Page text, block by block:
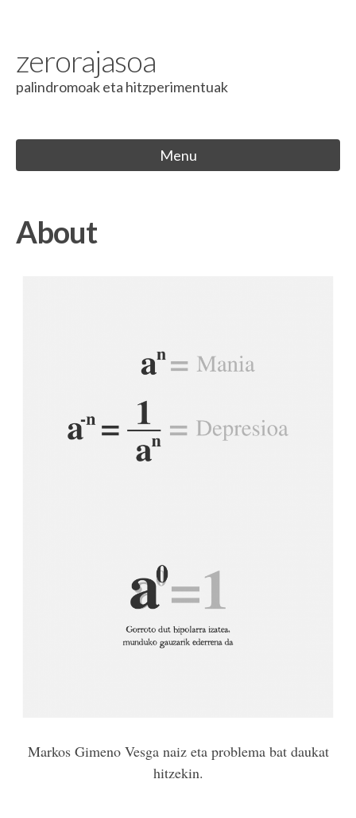
zerorajasoa
palindromoak eta hitzperimentuak
Menu
About
Markos Gimeno Vesga naiz eta problema bat daukat
hitzekin.